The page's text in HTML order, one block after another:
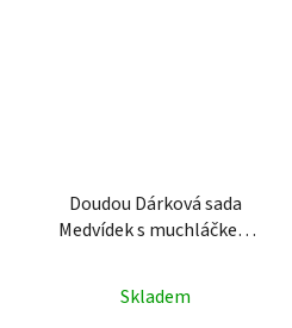
Doudou Dárková sada
Medvídek s muchláčkem
Skladem